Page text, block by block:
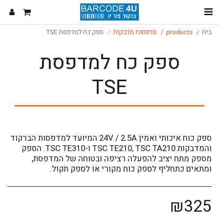
בית products מדפסות מדבקות ספק כח למדפסת TSE
ספק כח למדפסת
TSE
ספק כוח איכותי ואמין 24V / 2.5A המיועד למדפסות הברקוד
והמדבקות TSC TE210, TSC TA210 ו-TSC TE310. הספק
מספק מתח יציב להפעלה רציפה ובטוחה של המדפסת,
ומתאים כתחליף לספק כוח מקורי או לספק תקול.
₪325